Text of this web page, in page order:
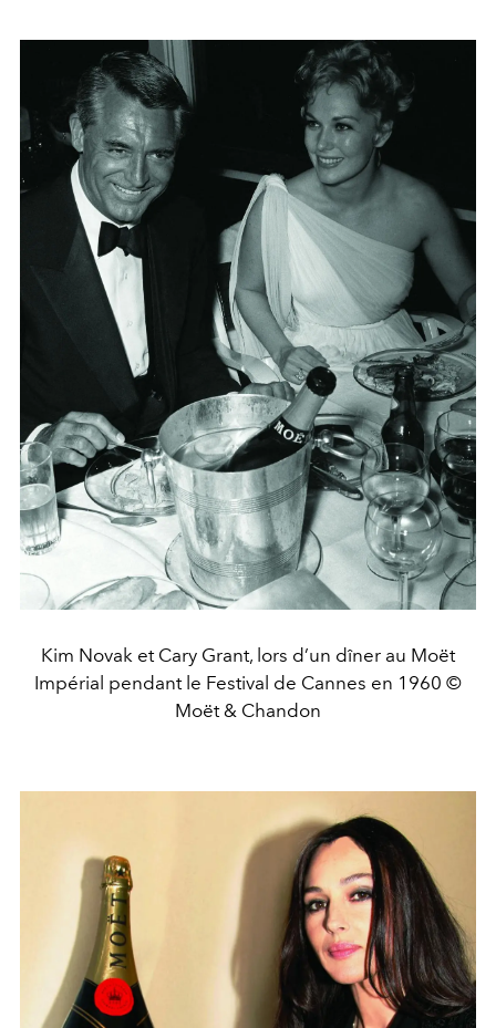
Kim Novak et Cary Grant, lors d’un dîner au Moët
Impérial pendant le Festival de Cannes en 1960 ©
Moët & Chandon